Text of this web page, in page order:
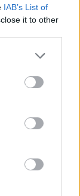
IAB’s List of
it to other
Google
may click to
tags to
Google
a